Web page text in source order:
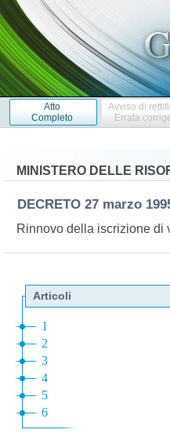
Atto
Completo
Avviso di
Errata
MINISTERO DELLE
DECRETO 27 marzo
Rinnovo della iscrizione di